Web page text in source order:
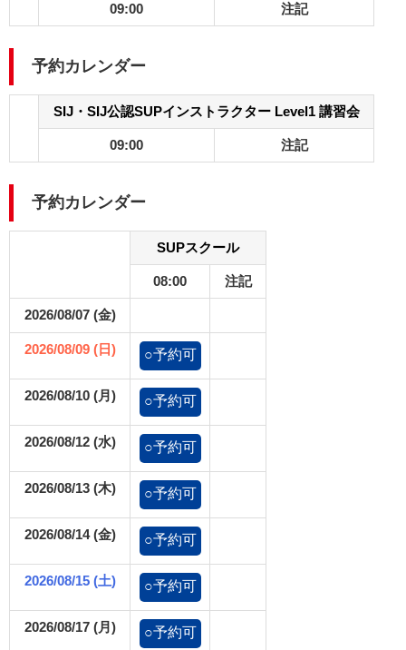
09:00 注記
予約カレンダー
SIJ・SIJ公認SUPインストラクター Level1 講習会
09:00 注記
予約カレンダー
SUPスクール
08:00 注記
2026/08/07 (金)
2026/08/09 (日) ○予約可
2026/08/10 (月) ○予約可
2026/08/12 (水) ○予約可
2026/08/13 (木) ○予約可
2026/08/14 (金) ○予約可
2026/08/15 (土) ○予約可
2026/08/17 (月) ○予約可